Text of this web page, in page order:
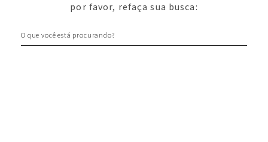
por favor, refaça sua busca: